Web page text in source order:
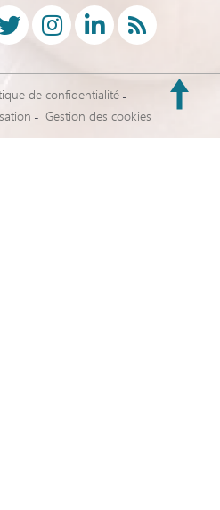
de confidentialité
Gestion des cookies